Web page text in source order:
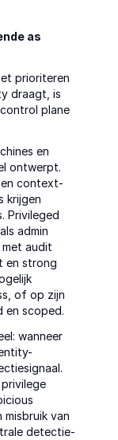
as
prioriteren
draagt, is
plane
en
ontwerpt.
context-
krijgen
Privileged
admin
audit
en strong
of op zijn
en scoped.
wanneer
privilege
van
detectie-